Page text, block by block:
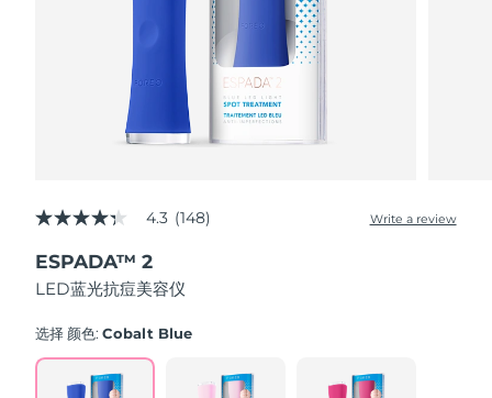
4.3
of
5
stars,
rating
Read
4.3 (148) Write a review
ESPADA™ 2
LED蓝光抗痘美容仪
选择 颜色:Cobalt Blue
关于我们
预计送达日期
预计送达日期
拉脱维亚 预计送达日期10/08/2026
黎巴嫩
立陶宛
卢森堡 预计送达日期10/08/2026